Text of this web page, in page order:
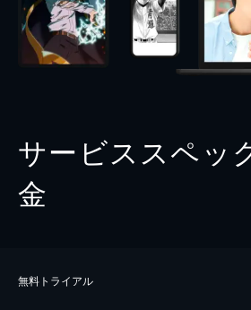
サービススペッ
金
無料トライアル